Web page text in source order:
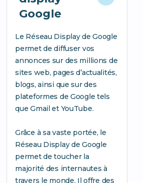
Google
Le Réseau Display de Google
permet de diffuser vos
annonces sur des millions de
sites web, pages d’actualités,
blogs, ainsi que sur des
plateformes de Google tels
que Gmail et YouTube.
Grâce à sa vaste portée, le
Réseau Display de Google
permet de toucher la
majorité des internautes à
travers le monde. Il offre des